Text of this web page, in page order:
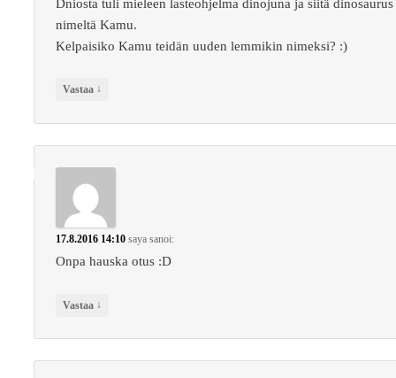
Dniosta tuli mieleen lasteohjelma dinojuna ja siitä dinosaurus
nimeltä Kamu.
Kelpaisiko Kamu teidän uuden lemmikin nimeksi? :)
Vastaa ↓
17.8.2016 14:10 saya sanoi:
Onpa hauska otus :D
Vastaa ↓